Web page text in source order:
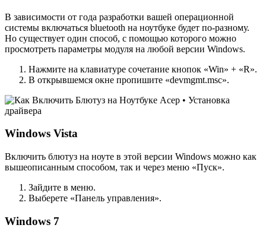
В зависимости от года разработки вашей операционной
системы включаться bluetooth на ноутбуке будет по-разному.
Но существует один способ, с помощью которого можно
просмотреть параметры модуля на любой версии Windows.
Нажмите на клавиатуре сочетание кнопок «Win» + «R».
В открывшемся окне пропишите «devmgmt.msc».
Windows Vista
Включить блютуз на ноуте в этой версии Windows можно как
вышеописанным способом, так и через меню «Пуск».
Зайдите в меню.
Выберете «Панель управления».
Windows 7